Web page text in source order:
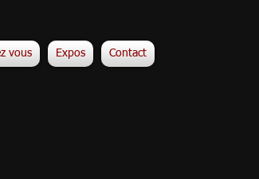
vous Expos Contact